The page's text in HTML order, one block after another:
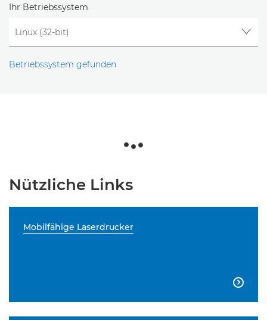
Ihr Betriebssystem
Betriebssystem gefunden
Nützliche Links
Mobilfähige Laserdrucker
